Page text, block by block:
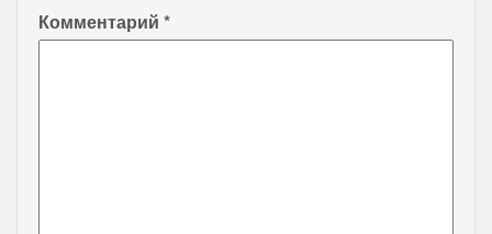
Комментарий *